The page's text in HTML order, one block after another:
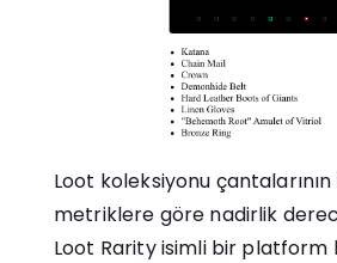
Loot koleksiyonu çantalarının
metriklere göre nadirlik
Loot Rarity isimli bir platform